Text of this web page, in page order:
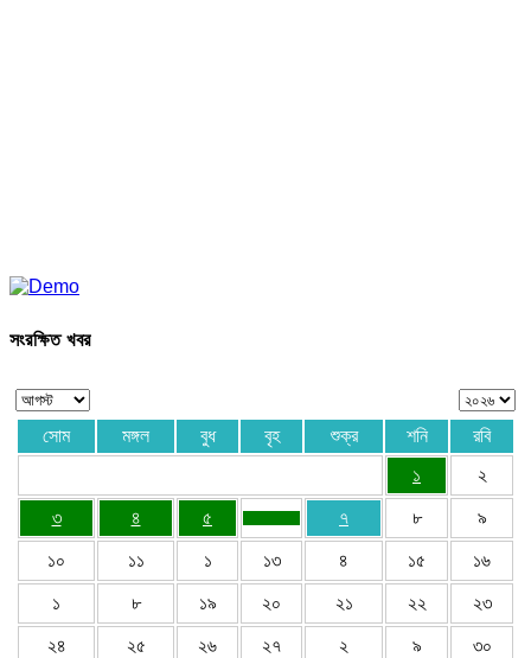
সংরক্ষিত খবর
সোম মঙ্গল বুধ বৃহ শুক্র শনি
রবি
১
২
৩ ৪ ৫ ৭ ৮ ৯
১০ ১১ ১ ১৩ ৪ ১৫ ১৬
১ ৮ ১৯ ২০ ২১ ২২ ২৩
২৪ ২৫ ২৬ ২৭ ২ ৯ ৩০